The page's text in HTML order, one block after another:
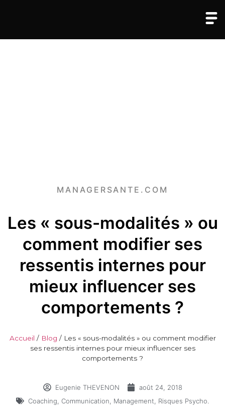
MANAGERSANTE.COM
Les « sous-modalités » ou
comment modifier ses
ressentis internes pour
mieux influencer ses
comportements ?
Accueil / Blog / Les « sous-modalités » ou comment modifier
ses ressentis internes pour mieux influencer ses
comportements ?
Eugenie THEVENON
août 24, 2018
Coaching
Communication Management Risques Psycho.